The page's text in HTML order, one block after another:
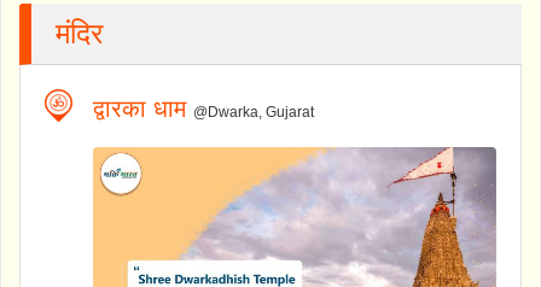
मंदिर
द्वारका धाम @Dwarka, Gujarat